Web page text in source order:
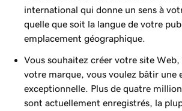
international qui donne un sens à
quelle que soit la langue de votre
emplacement géographique.
Vous souhaitez créer votre site
votre marque, vous voulez bâtir une
exceptionnelle. Plus de quatre
sont actuellement enregistrés, la